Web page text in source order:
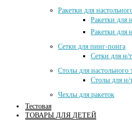
Ракетки для
Ракетки для
Ракетки для
Сетки для пинг-понга
Сетки для н/
Столы для настольного
Столы для
Чехлы для ракеток
Тестовая
ТОВАРЫ ДЛЯ ДЕТЕЙ